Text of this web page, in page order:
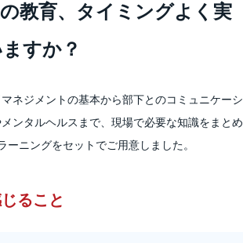
教育、タイミングよく実
すか？
ネジメントの基本から部下とのコミュニケーシ
ンタルヘルスまで、現場で必要な知識をまとめ
ーニングをセットでご用意しました。
ること